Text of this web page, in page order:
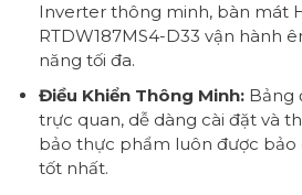
Inverter thông minh, bàn mát
RTDW187MS4-D33 vận hành
năng tối đa.
Điều Khiển Thông Minh:Bảng
trực quan, dễ dàng cài đặt và
bảo thực phẩm luôn được bảo
tốt nhất.